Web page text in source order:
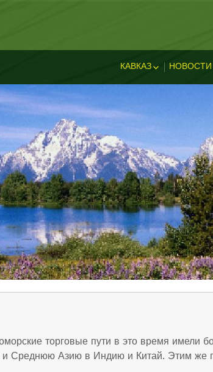
КАВКАЗ НОВОСТИ
торговые пути в это время имели
Среднюю Азию в Индию и Китай. Этим же